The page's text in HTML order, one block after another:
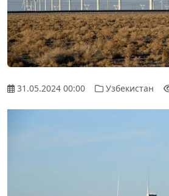
31.05.2024 00:00 Узбекистан